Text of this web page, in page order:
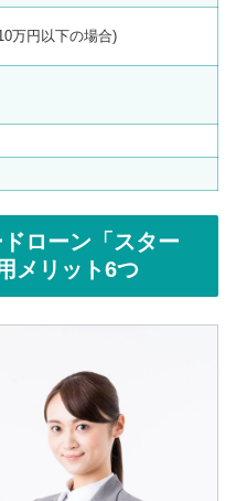
万円以下の場合)
ローン「スター
メリット6つ